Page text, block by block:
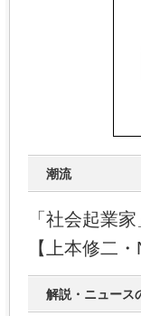
潮流
「社会起業
【上本修二
解説・ニュース